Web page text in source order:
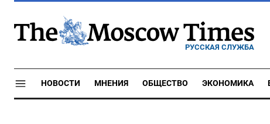
РУССКАЯ СЛУЖБА
НОВОСТИ МНЕНИЯ ОБЩЕСТВО ЭКОНОМИКА